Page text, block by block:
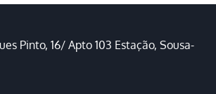
Pinto, 16/ Apto 103 Estação, Sousa-